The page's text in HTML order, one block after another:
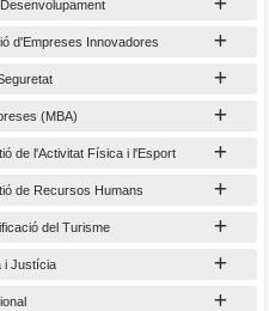
d'Empreses Innovadores
(MBA)
de l'Activitat Física i l'Esport
de Recursos Humans
del Turisme
i Justícia